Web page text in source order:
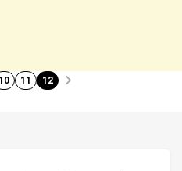
10 11 12